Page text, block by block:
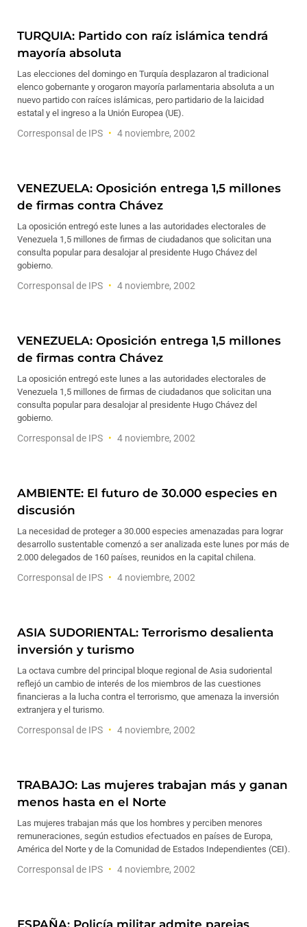
TURQUIA: Partido con raíz islámica tendrá
mayoría absoluta
Las elecciones del domingo en Turquía desplazaron al tradicional
elenco gobernante y orogaron mayoría parlamentaria absoluta a un
nuevo partido con raíces islámicas, pero partidario de la laicidad
estatal y el ingreso a la Unión Europea (UE).
Corresponsal de IPS 4 noviembre, 2002
VENEZUELA: Oposición entrega 1,5 millones
de firmas contra Chávez
La oposición entregó este lunes a las autoridades electorales de
Venezuela 1,5 millones de firmas de ciudadanos que solicitan una
consulta popular para desalojar al presidente Hugo Chávez del
gobierno.
Corresponsal de IPS 4 noviembre, 2002
VENEZUELA: Oposición entrega 1,5 millones
de firmas contra Chávez
La oposición entregó este lunes a las autoridades electorales de
Venezuela 1,5 millones de firmas de ciudadanos que solicitan una
consulta popular para desalojar al presidente Hugo Chávez del
gobierno.
Corresponsal de IPS 4 noviembre, 2002
AMBIENTE: El futuro de 30.000 especies en
discusión
La necesidad de proteger a 30.000 especies amenazadas para lograr
desarrollo sustentable comenzó a ser analizada este lunes por más de
2.000 delegados de 160 países, reunidos en la capital chilena.
Corresponsal de IPS 4 noviembre, 2002
ASIA SUDORIENTAL: Terrorismo desalienta
inversión y turismo
La octava cumbre del principal bloque regional de Asia sudoriental
reflejó un cambio de interés de los miembros de las cuestiones
financieras a la lucha contra el terrorismo, que amenaza la inversión
extranjera y el turismo.
Corresponsal de IPS 4 noviembre, 2002
TRABAJO: Las mujeres trabajan más y ganan
menos hasta en el Norte
Las mujeres trabajan más que los hombres y perciben menores
remuneraciones, según estudios efectuados en países de Europa,
América del Norte y de la Comunidad de Estados Independientes (CEI).
Corresponsal de IPS 4 noviembre, 2002
ESPAÑA: Policía militar admite parejas